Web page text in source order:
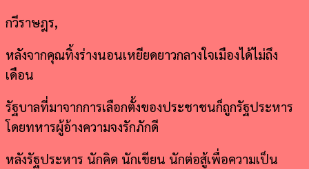
กวีราษฎร,
หลังจากคุณทิ้งร่างนอนเหยียดยาวกลางใจเมืองได้ไม่ถึง
เดือน
รัฐบาลที่มาจากการเลือกตั้งของประชาชนก็ถูกรัฐประหาร
โดยทหารผู้อ้างความจงรักภักดี
หลังรัฐประหาร นักคิด นักเขียน นักต่อสู้เพื่อความเป็น